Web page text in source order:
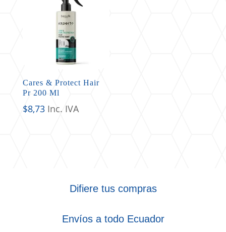
Cares & Protect Hair
Pr 200 Ml
$8,73 Inc. IVA
Difiere tus compras
Envíos a todo Ecuador